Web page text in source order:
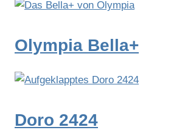
Olympia Bella+
Doro 2424